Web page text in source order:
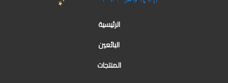
الرئيسية
البائعين
المنتجات